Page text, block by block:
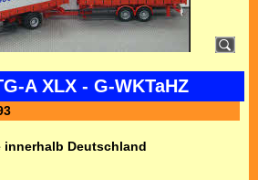
A XLX - G-WKTaHZ
innerhalb Deutschland